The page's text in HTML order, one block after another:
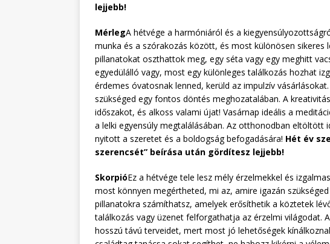
lejjebb!
MérlegA hétvége a harmóniáról és a
munka és a szórakozás között, és most különösen sikeres
pillanatokat oszthattok meg, egy séta vagy egy meghitt
egyedülálló vagy, most egy különleges találkozás hozhat
érdemes óvatosnak lenned, kerüld az impulzív
szükséged egy fontos döntés meghozatalában. A
időszakot, és alkoss valami újat! Vasárnap ideális a
a lelki egyensúly megtalálásában. Az otthonodban eltöltött
nyitott a szeretet és a boldogság befogadására! Hét év
szerencsét” beírása után gördítesz lejjebb!
SkorpióEz a hétvége tele lesz mély érzelmekkel és
most könnyen megértheted, mi az, amire igazán
pillanatokra számíthatsz, amelyek erősíthetik a köztetek
találkozás vagy üzenet felforgathatja az érzelmi világodat.
hosszú távú terveidet, mert most jó lehetőségek